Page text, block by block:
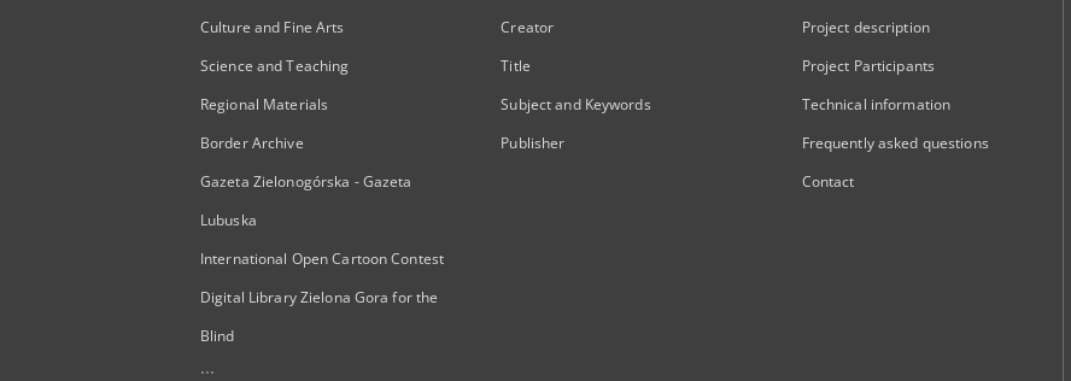
Culture and Fine Arts
Science and Teaching
Regional Materials
Border Archive
Gazeta Zielonogórska - Gazeta
Lubuska
International Open Cartoon Contest
Digital Library Zielona Gora for the
Blind
...
Creator
Title
Subject and Keywords
Publisher
Project description
Project Participants
Technical information
Frequently asked questions
Contact